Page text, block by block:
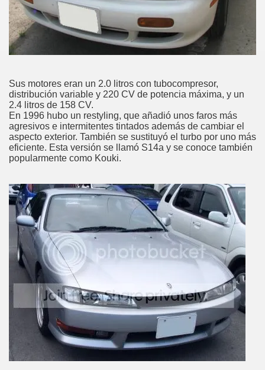
Sus motores eran un 2.0 litros con tubocompresor,
distribución variable y 220 CV de potencia máxima, y un
2.4 litros de 158 CV.
En 1996 hubo un restyling, que añadió unos faros más
agresivos e intermitentes tintados además de cambiar el
aspecto exterior. También se sustituyó el turbo por uno más
eficiente. Esta versión se llamó S14a y se conoce también
popularmente como Kouki.